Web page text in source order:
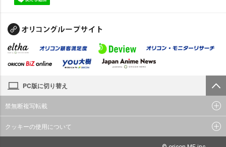
PC版に切り替え
禁無断複写転載
クッキーの使用について